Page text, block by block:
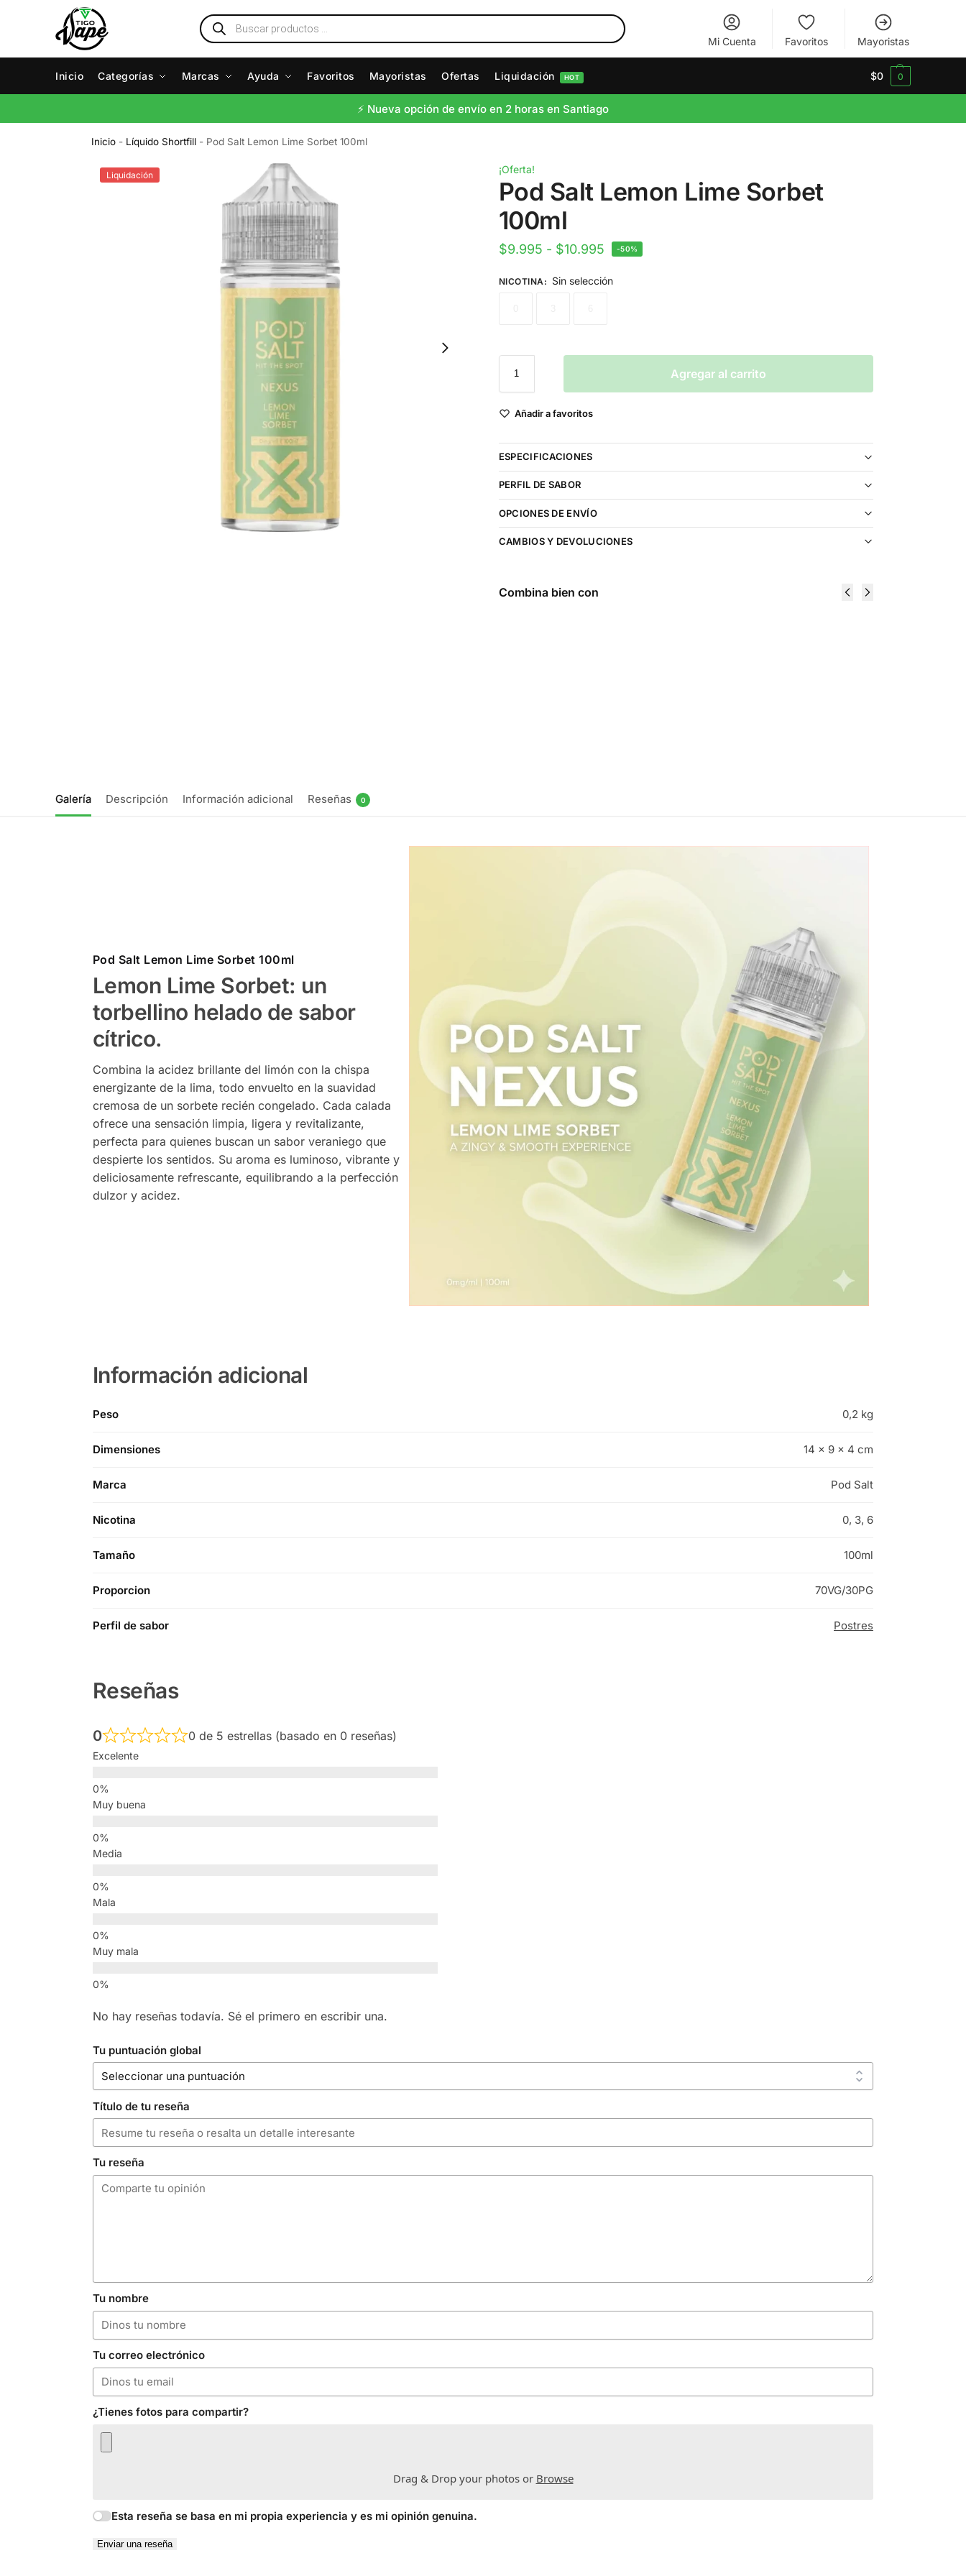
Mi Cuenta Favoritos Mayoristas
Inicio Categorías Marcas Ayuda Favoritos Mayoristas Ofertas Liquidación HOT $0 0
⚡️ Nueva opción de envío en 2 horas en Santiago
Inicio - Líquido Shortfill - Pod Salt Lemon Lime Sorbet 100ml
Liquidación ¡Oferta!
Pod Salt Lemon Lime Sorbet
100ml
$9.995 - $10.995 -50%
NICOTINA : Sin selección
Agregar al carrito
Añadir a favoritos
ESPECIFICACIONES
PERFIL DE SABOR
OPCIONES DE ENVÍO
CAMBIOS Y DEVOLUCIONES
Combina bien con
Galería Descripción Información adicional Reseñas 0
Pod Salt Lemon Lime Sorbet 100ml
Lemon Lime Sorbet: un
torbellino helado de sabor
cítrico.
Combina la acidez brillante del limón con la chispa
energizante de la lima, todo envuelto en la suavidad
cremosa de un sorbete recién congelado. Cada calada
ofrece una sensación limpia, ligera y revitalizante,
perfecta para quienes buscan un sabor veraniego que
despierte los sentidos. Su aroma es luminoso, vibrante y
deliciosamente refrescante, equilibrando a la perfección
dulzor y acidez.
Información adicional
Peso 0,2 kg
Dimensiones 14 × 9 × 4 cm
Marca Pod Salt
Nicotina 0, 3, 6
Tamaño 100ml
Proporcion 70VG/30PG
Perfil de sabor Postres
Reseñas
0 0 de 5 estrellas (basado en 0 reseñas)
Excelente
Muy buena
Media
Mala
Muy mala
No hay reseñas todavía. Sé el primero en escribir una.
Tu puntuación global
Título de tu reseña
Tu reseña
Tu nombre
Tu correo electrónico
¿Tienes fotos para compartir?
Drag & Drop your photos or Browse
Esta reseña se basa en mi propia experiencia y es mi opinión genuina.
Enviar una reseña